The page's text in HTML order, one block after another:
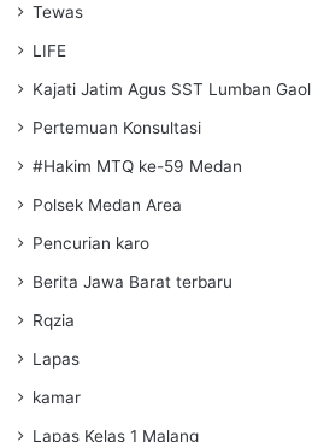
Tewas
LIFE
Kajati Jatim Agus SST Lumban Gaol
Pertemuan Konsultasi
#Hakim MTQ ke-59 Medan
Polsek Medan Area
Pencurian karo
Berita Jawa Barat terbaru
Rqzia
Lapas
kamar
Lapas Kelas 1 Malang